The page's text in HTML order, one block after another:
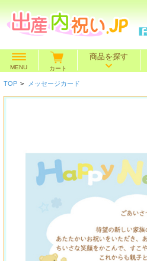
MENU カート
商品を探す
価格で探す
～5,000円
名入れギフト
送料込み
TOP > メッセージカード